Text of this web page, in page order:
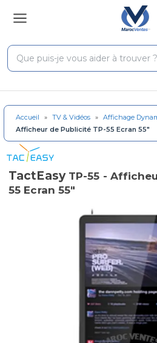
Accueil » TV & Vidéos » Affichage
Afficheur de Publicité TP-55 Ecran 55"
TactEasy TP-55 -
55 Ecran 55"